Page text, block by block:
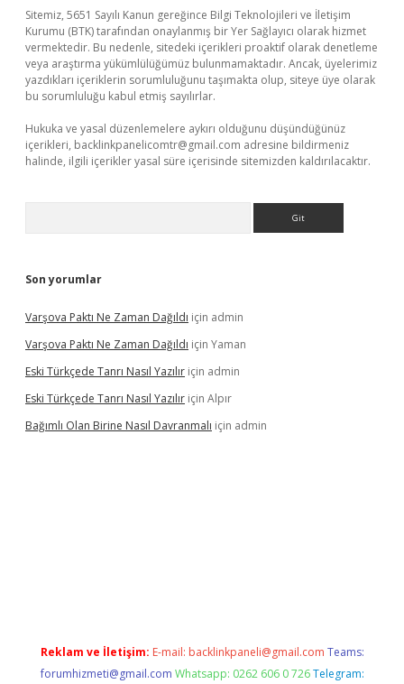
Sitemiz, 5651 Sayılı Kanun gereğince Bilgi Teknolojileri ve İletişim
Kurumu (BTK) tarafından onaylanmış bir Yer Sağlayıcı olarak hizmet
vermektedir. Bu nedenle, sitedeki içerikleri proaktif olarak denetleme
veya araştırma yükümlülüğümüz bulunmamaktadır. Ancak, üyelerimiz
yazdıkları içeriklerin sorumluluğunu taşımakta olup, siteye üye olarak
bu sorumluluğu kabul etmiş sayılırlar.
Hukuka ve yasal düzenlemelere aykırı olduğunu düşündüğünüz
içerikleri, backlinkpanelicomtr@gmail.com adresine bildirmeniz
halinde, ilgili içerikler yasal süre içerisinde sitemizden kaldırılacaktır.
Son yorumlar
Varşova Paktı Ne Zaman Dağıldı için admin
Varşova Paktı Ne Zaman Dağıldı için Yaman
Eski Türkçede Tanrı Nasıl Yazılır için admin
Eski Türkçede Tanrı Nasıl Yazılır için Alpır
Bağımlı Olan Birine Nasıl Davranmalı için admin
Reklam ve İletişim: E-mail: backlinkpaneli@gmail.com Teams:
forumhizmeti@gmail.com Whatsapp: 0262 606 0 726 Telegram: